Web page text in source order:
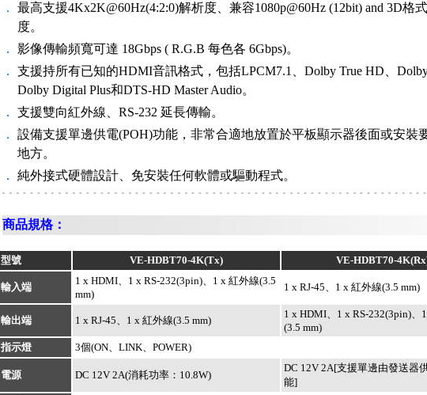
．
最高支援4Kx2K@60Hz(4:2:0)解析度、兼容1080p@60Hz (12bit) and 3D格
度。
．
影像傳輸頻寬可達 18Gbps ( R.G.B 每色各 6Gbps)。
．
支援持所有已知的HDMI音訊格式，包括LPCM7.1、Dolby True HD、Dolby
Dolby Digital Plus和DTS-HD Master Audio。
．
支援雙向紅外線、RS-232 延長傳輸。
．
設備支援單邊供電(POH)功能，非常合適地放置於平板顯示器後面或安裝
地方。
．
純外接式硬體設計、免安裝任何軟體或驅動程式。
商品規格：
型號 VE-HDBT70-4K(Tx) VE-HDBT70-
輸入端
1 x HDMI、1 x RS-232(3pin)、1 x 紅外線(3.5
mm)
1 x RJ-45、1 x 紅外線(3.5 mm)
輸出端 1 x RJ-45、1 x 紅外線(3.5 mm)
1 x HDMI、1 x RS-232(3pin)、
(3.5 mm)
指示燈
3個(ON、LINK、POWER)
電源 DC 12V 2A(消耗功率：10.8W)
DC 12V 2A[支援單邊由發送器
能]